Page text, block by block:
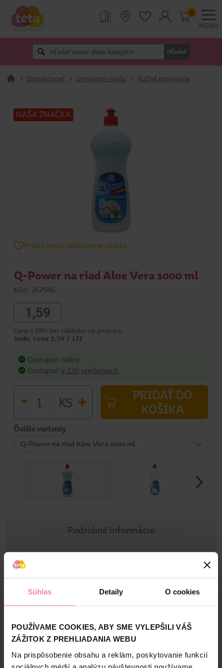
Súhlas Detaily O cookies
POUŽÍVAME COOKIES, ABY SME VYLEPŠILI VÁŠ
ZÁŽITOK Z PREHLIADANIA WEBU
Na prispôsobenie obsahu a reklám, poskytovanie funkcií
MENU
Hľadať
0
> Domácnosť > Umývanie riadu > Ručné umývanie
NAŠA ZNAČKA
Pridať medzi obľúbené produkty
Q-Power na riad Aloe Vera 1000 ml
Kód: 267946
1,59
Cena s DPH bez nákladov na prepravu
Jedn. cena 1,59 / LIT
Dostupné online
Dostupné v 220 predajniach
- KS +
PRIDAŤ DO
KOŠÍKA
Ďalšie varianty
Q-Power na riad Aloe Vera 1000 ml
Podrobné informácie
Informácie o výrobcovi
Bezpečnosť a balenie
Zloženie